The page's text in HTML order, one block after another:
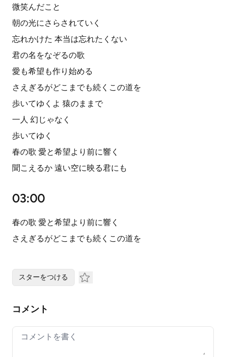
微笑んだこと
朝の光にさらされていく
忘れかけた 本当は忘れたくない
君の名をなぞるの歌
愛も希望も作り始める
さえぎるがどこまでも続くこの道を
歩いてゆくよ 猿のままで
一人 幻じゃなく
歩いてゆく
春の歌 愛と希望より前に響く
聞こえるか 遠い空に映る君にも
03:00
春の歌 愛と希望より前に響く
さえぎるがどこまでも続くこの道を
スターをつける
コメント
Your comment